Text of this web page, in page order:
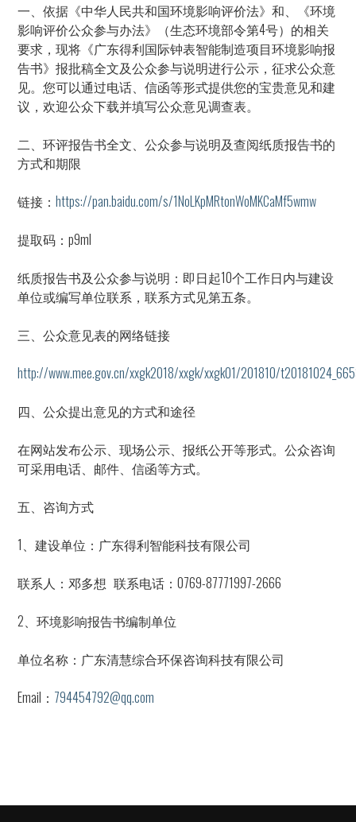
一、依据《中华人民共和国环境影响评价法》和、《环境
影响评价公众参与办法》（生态环境部令第4号）的相关
要求，现将《广东得利国际钟表智能制造项目环境影响报
告书》报批稿全文及公众参与说明进行公示，征求公众意
见。您可以通过电话、信函等形式提供您的宝贵意见和建
议，欢迎公众下载并填写公众意见调查表。
二、环评报告书全文、公众参与说明及查阅纸质报告书的
方式和期限
链接：https://pan.baidu.com/s/1NoLKpMRtonWoMKCaMf5wmw
提取码：p9ml
纸质报告书及公众参与说明：即日起10个工作日内与建设
单位或编写单位联系，联系方式见第五条。
三、公众意见表的网络链接
http://www.mee.gov.cn/xxgk2018/xxgk/xxgk01/201810/
四、公众提出意见的方式和途径
在网站发布公示、现场公示、报纸公开等形式。公众咨询
可采用电话、邮件、信函等方式。
五、咨询方式
1、建设单位：广东得利智能科技有限公司
联系人：邓多想 联系电话：0769-87771997-2666
2、环境影响报告书编制单位
单位名称：广东清慧综合环保咨询科技有限公司
Email： 794454792@qq.com